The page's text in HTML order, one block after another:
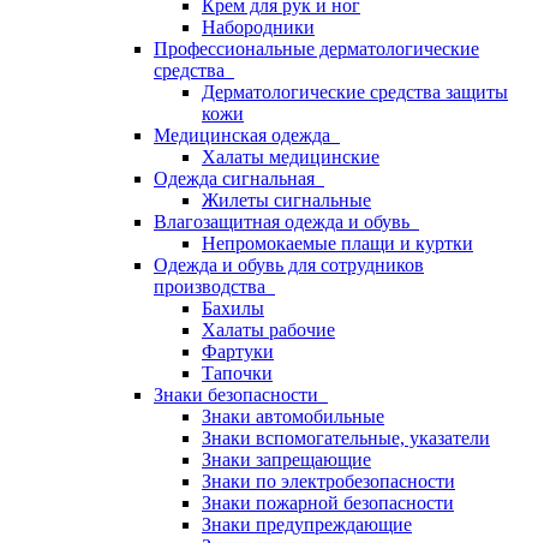
Крем для рук и ног
Набородники
Профессиональные дерматологические
средства
Дерматологические средства защиты
кожи
Медицинская одежда
Халаты медицинские
Одежда сигнальная
Жилеты сигнальные
Влагозащитная одежда и обувь
Непромокаемые плащи и куртки
Одежда и обувь для сотрудников
производства
Бахилы
Халаты рабочие
Фартуки
Тапочки
Знаки безопасности
Знаки автомобильные
Знаки вспомогательные, указатели
Знаки запрещающие
Знаки по электробезопасности
Знаки пожарной безопасности
Знаки предупреждающие